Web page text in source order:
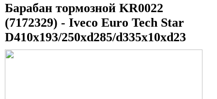
Барабан тормозной KR0022
(7172329) - Iveco Euro Tech Star
D410x193/250xd285/d335x10xd23